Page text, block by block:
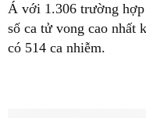
Á với 1.306 trường
số ca tử vong cao
có 514 ca nhiễm.